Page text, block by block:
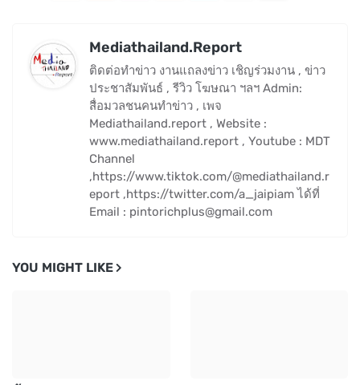
Mediathailand.Report
ติดต่อทำข่าว งานแถลงข่าว เชิญร่วมงาน , ข่าว
ประชาสัมพันธ์ , รีวิว โฆษณา ฯลฯ Admin:
สื่อมวลชนคนทำข่าว , เพจ
Mediathailand.report , Website :
www.mediathailand.report , Youtube : MDT
Channel
,https://www.tiktok.com/@mediathailand.r
eport ,https://twitter.com/a_jaipiam ได้ที่
Email : pintorichplus@gmail.com
YOU MIGHT LIKE